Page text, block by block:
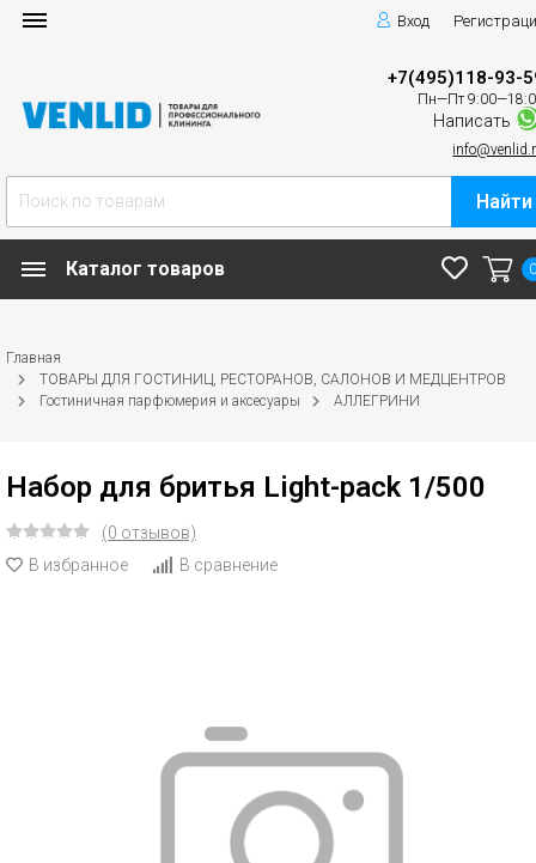
Вход
+7(495)118-93-
Пн—Пт
Написать
Найти
Каталог товаров
Главная
ТОВАРЫ ДЛЯ ГОСТИНИЦ, РЕСТОРАНОВ, САЛОНОВ И МЕДЦЕНТРОВ
Гостиничная парфюмерия и аксесуары
АЛЛЕГРИНИ
Набор для бритья Light-pack 1/500
(0 отзывов)
В избранное
В сравнение